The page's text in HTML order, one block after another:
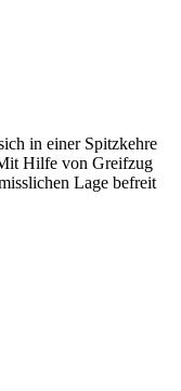
in einer Spitzkehre
Hilfe von Greifzug
Lage befreit